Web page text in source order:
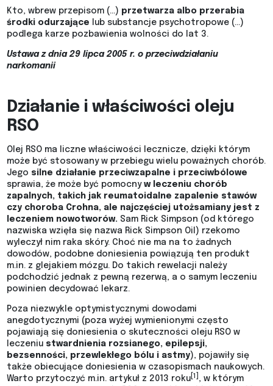
Kto, wbrew przepisom (…) przetwarza albo przerabia
środki odurzające lub substancje psychotropowe (…)
podlega karze pozbawienia wolności do lat 3.
Ustawa z dnia 29 lipca 2005 r. o przeciwdziałaniu
narkomanii
Działanie i właściwości oleju
RSO
Olej RSO ma liczne właściwości lecznicze, dzięki którym
może być stosowany w przebiegu wielu poważnych chorób.
Jego silne działanie przeciwzapalne i przeciwbólowe
sprawia, że może być pomocny w leczeniu chorób
zapalnych, takich jak reumatoidalne zapalenie stawów
czy choroba Crohna, ale najczęściej utożsamiany jest z
leczeniem nowotworów. Sam Rick Simpson (od którego
nazwiska wzięła się nazwa Rick Simpson Oil) rzekomo
wyleczył nim raka skóry. Choć nie ma na to żadnych
dowodów, podobne doniesienia powiązują ten produkt
m.in. z glejakiem mózgu. Do takich rewelacji należy
podchodzić jednak z pewną rezerwą, a o samym leczeniu
powinien decydować lekarz.
Poza niezwykle optymistycznymi dowodami
anegdotycznymi (poza wyżej wymienionymi często
pojawiają się doniesienia o skuteczności oleju RSO w
leczeniustwardnienia rozsianego, epilepsji,
bezsenności, przewlekłego bólu i astmy), pojawiły się
także obiecujące doniesienia w czasopismach naukowych.
Warto przytoczyć m.in. artykuł z 2013 roku[1]
, w którym